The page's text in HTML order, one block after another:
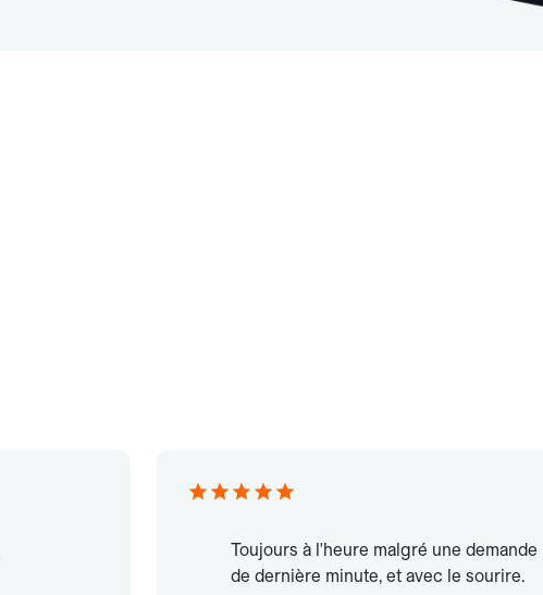
Toujours à l'heure malgré une demande
de dernière minute, et avec le sourire.